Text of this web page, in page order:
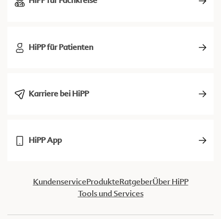
HiPP für Patienten
Karriere bei HiPP
HiPP App
KundenserviceProdukteRatgeberÜber HiPP
Tools und Services